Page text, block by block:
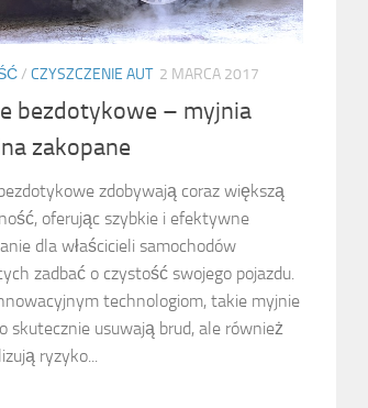
/ CZYSZCZENIE AUT 2 MARCA 2017
bezdotykowe – myjnia
zakopane
zdobywają coraz większą
oferując szybkie i efektywne
dla właścicieli samochodów
zadbać o czystość swojego pojazdu.
technologiom, takie myjnie
skutecznie usuwają brud, ale również
ryzyko...